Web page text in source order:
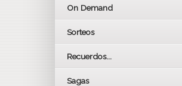
On Demand
Sorteos
Recuerdos...
Sagas